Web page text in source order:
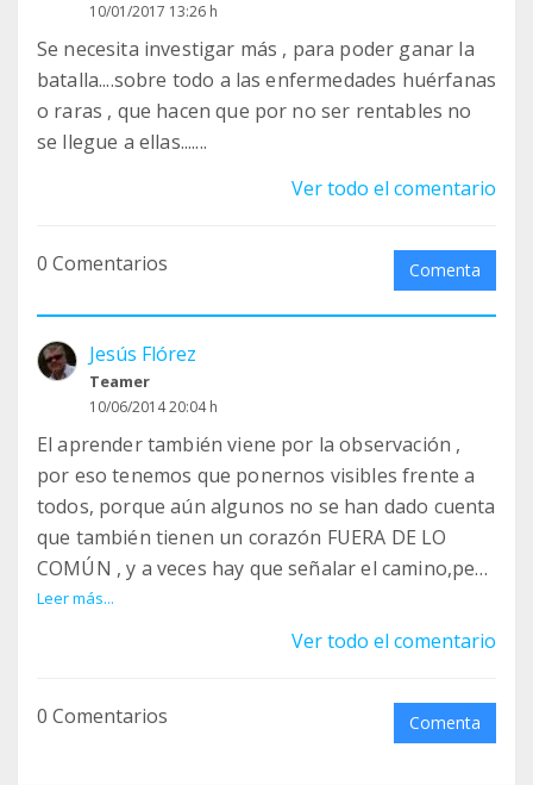
10/01/2017 13:26 h
Se necesita investigar más , para poder ganar la
batalla....sobre todo a las enfermedades huérfanas
o raras , que hacen que por no ser rentables no
se llegue a ellas.......
Ver todo el comentario
0 Comentarios Comenta
Jesús Flórez
Teamer
10/06/2014 20:04 h
El aprender también viene por la observación ,
por eso tenemos que ponernos visibles frente a
todos, porque aún algunos no se han dado cuenta
que también tienen un corazón FUERA DE LO
COMÚN , y a veces hay que señalar el camino,pero
caminando. fasgasocial lo hacemos todos,VAMOS!!!
Leer más...
Ver todo el comentario
0 Comentarios Comenta